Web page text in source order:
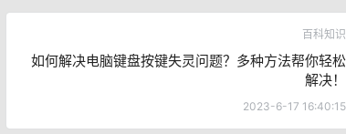
百科知识
如何解决电脑键盘按键失灵问题？多种方法帮你轻松
解决！
2023-6-17 16:40:15